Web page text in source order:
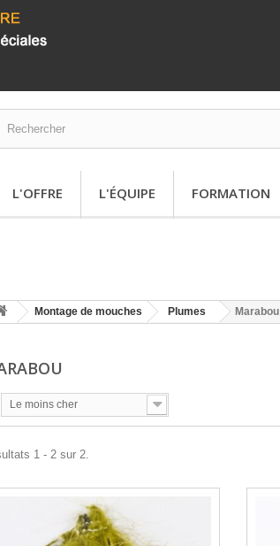
L'OFFRE L'ÉQUIPE FORMATION
Montage de mouches Plumes Marabou
Le moins cher
1 - 2 sur 2.